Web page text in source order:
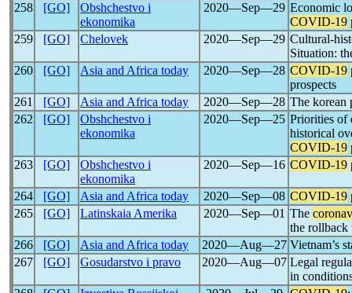
258
[GO]
Obshchestvo i
ekonomika
2020―Sep―29 Economic
COVID-19
259
[GO] Chelovek 2020―Sep―29 Cultural-
Situation:
260
[GO] Asia and Africa today 2020―Sep―28 COVID-19
prospects
261
[GO] Asia and Africa today 2020―Sep―28 The korean
262
[GO]
Obshchestvo i
ekonomika
2020―Sep―25 Priorities of
historical
COVID-19
263
[GO]
Obshchestvo i
ekonomika
2020―Sep―16 COVID-19
264 [GO] Asia and Africa today 2020―Sep―08 COVID-19
265
[GO] Latinskaia Amerika 2020―Sep―01 The
the rollback
266
[GO] Asia and Africa today 2020―Aug―27 Vietnam’s
267
[GO] Gosudarstvo i pravo 2020―Aug―07 Legal
in